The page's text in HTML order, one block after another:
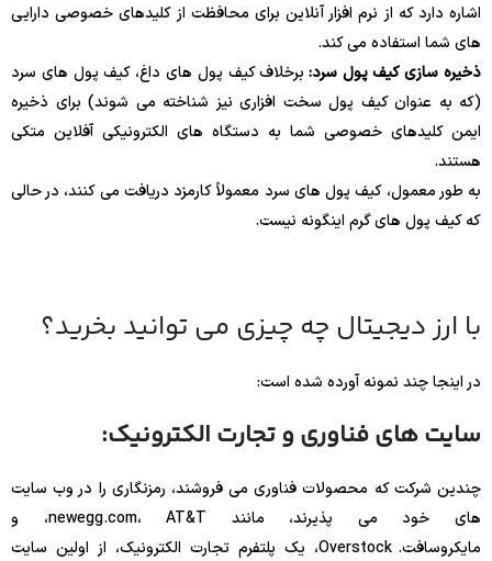
اشاره دارد که از نرم افزار آنلاین برای محافظت از کلیدهای خصوصی دارایی
های شما استفاده می کند.
ذخیره سازی کیف پول سرد: برخلاف کیف پول های داغ، کیف پول های سرد
(که به عنوان کیف پول سخت افزاری نیز شناخته می شوند) برای ذخیره
ایمن کلیدهای خصوصی شما به دستگاه های الکترونیکی آفلاین متکی
هستند.
به طور معمول، کیف پول های سرد معمولاً کارمزد دریافت می کنند، در حالی
که کیف پول های گرم اینگونه نیست.
با ارز دیجیتال چه چیزی می توانید بخرید؟
در اینجا چند نمونه آورده شده است:
سایت های فناوری و تجارت الکترونیک:
چندین شرکت که محصولات فناوری می فروشند، رمزنگاری را در وب سایت
های خود می پذیرند، مانند newegg.com، AT&T، و
مایکروسافت. Overstock، یک پلتفرم تجارت الکترونیک، از اولین سایت